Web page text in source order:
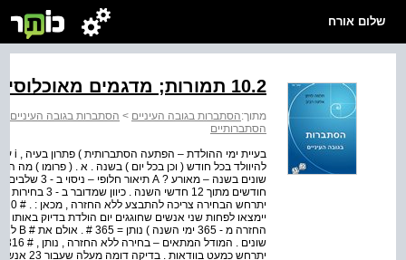
שלום אורח
10.2 תמורות; מדגמים מאוכלוסיות סופיות
מתוך:הסתברות בגובה העיניים > הסתברות בגובה העיניים
הסתברותיים